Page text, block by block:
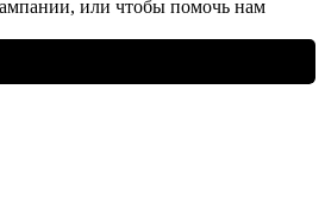
или чтобы помочь нам